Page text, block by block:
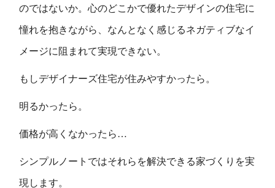
のではないか。心のどこかで優れたデザインの住宅に
憧れを抱きながら、なんとなく感じるネガティブなイ
メージに阻まれて実現できない。
もしデザイナーズ住宅が住みやすかったら。
明るかったら。
価格が高くなかったら…
シンプルノートではそれらを解決できる家づくりを実
現します。